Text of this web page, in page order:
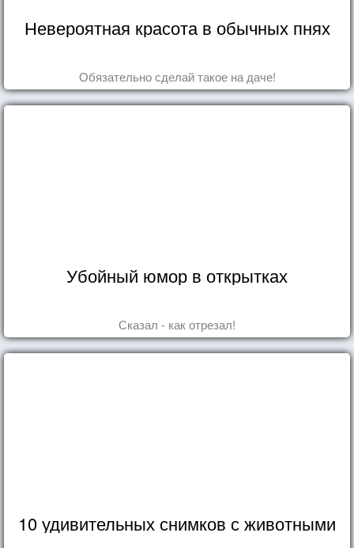
Невероятная красота в обычных пнях
Обязательно сделай такое на даче!
Убойный юмор в открытках
Сказал - как отрезал!
10 удивительных снимков с животными